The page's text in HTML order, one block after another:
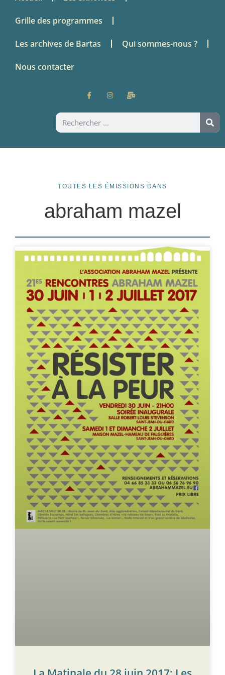
Grille des programmes
Les archives de Bartas Qui sommes-nous ?
Nous contacter
TOUTES LES ÉMISSIONS DANS
abraham mazel